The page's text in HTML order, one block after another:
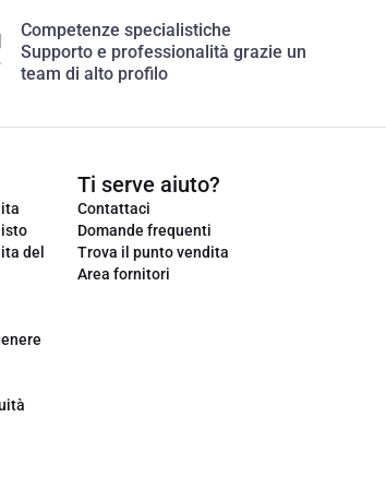
Competenze specialistiche
Supporto e professionalità grazie un
team di alto profilo
del
Ti serve aiuto?
Contattaci
Domande frequenti
Trova il punto vendita
Area fornitori